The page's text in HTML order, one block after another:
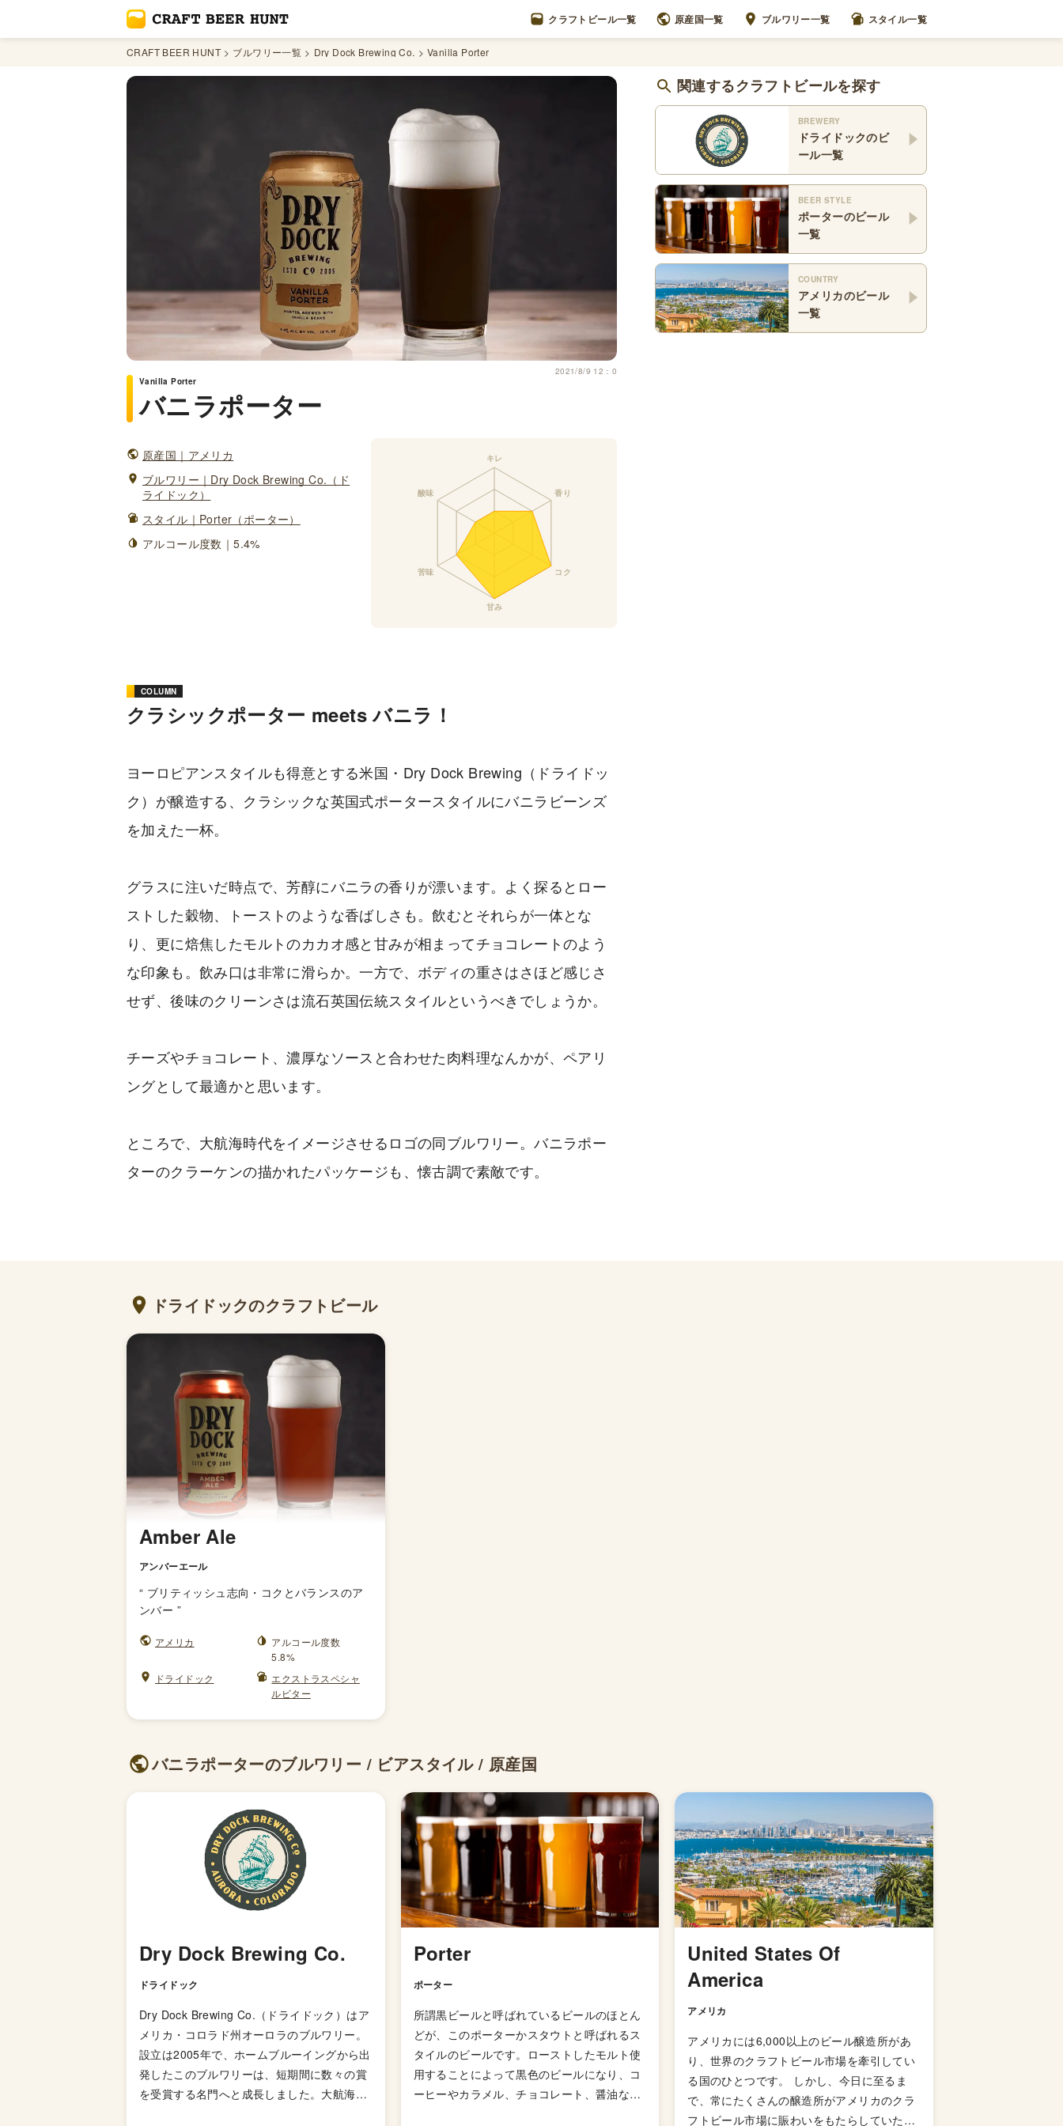
クラフトビール一覧 原産国一覧 ブルワリー一覧 スタイル一覧
CRAFT BEER HUNT ブルワリー一覧 Dry Dock Brewing Co. Vanilla Porter
2021/8/9 12：0
Vanilla Porter
バニラポーター
原産国｜アメリカ
ブルワリー｜Dry Dock Brewing Co.（ド
ライドック）
スタイル｜Porter（ポーター）
アルコール度数｜5.4%
COLUMN
クラシックポーター meets バニラ！
ヨーロピアンスタイルも得意とする米国・Dry Dock Brewing（ドライドッ
ク）が醸造する、クラシックな英国式ポータースタイルにバニラビーンズ
を加えた一杯。
グラスに注いだ時点で、芳醇にバニラの香りが漂います。よく探るとロー
ストした穀物、トーストのような香ばしさも。飲むとそれらが一体とな
り、更に焙焦したモルトのカカオ感と甘みが相まってチョコレートのよう
な印象も。飲み口は非常に滑らか。一方で、ボディの重さはさほど感じさ
せず、後味のクリーンさは流石英国伝統スタイルというべきでしょうか。
チーズやチョコレート、濃厚なソースと合わせた肉料理なんかが、ペアリ
ングとして最適かと思います。
ところで、大航海時代をイメージさせるロゴの同ブルワリー。バニラポー
ターのクラーケンの描かれたパッケージも、懐古調で素敵です。
関連するクラフトビールを探す
BREWERY
ドライドックのビ
ール一覧
BEER STYLE
ポーターのビール
一覧
COUNTRY
アメリカのビール
一覧
ドライドックのクラフトビール
Amber Ale
アンバーエール
“ ブリティッシュ志向・コクとバランスのア
ンバー ”
アメリカ
アルコール度数
5.8%
ドライドック
エクストラスペシャ
ルビター
バニラポーターのブルワリー / ビアスタイル / 原産国
Dry Dock Brewing Co.
ドライドック
Dry Dock Brewing Co.（ドライドック）はア
メリカ・コロラド州オーロラのブルワリー。
設立は2005年で、ホームブルーイングから出
発したこのブルワリーは、短期間に数々の賞
を受賞する名門へと成長しました。大航海時
Porter
ポーター
所謂黒ビールと呼ばれているビールのほとん
どが、このポーターかスタウトと呼ばれるス
タイルのビールです。ローストしたモルト使
用することによって黒色のビールになり、コ
ーヒーやカラメル、チョコレート、醤油など
United States Of
America
アメリカ
アメリカには6,000以上のビール醸造所があ
り、世界のクラフトビール市場を牽引してい
る国のひとつです。 しかし、今日に至るま
で、常にたくさんの醸造所がアメリカのクラ
フトビール市場に賑わいをもたらしていた訳